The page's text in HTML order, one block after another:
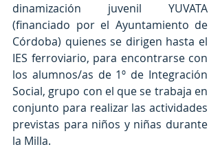
dinamización juvenil YUVATA
(financiado por el Ayuntamiento de
Córdoba) quienes se dirigen hasta el
IES ferroviario, para encontrarse con
los alumnos/as de 1º de Integración
Social, grupo con el que se trabaja en
conjunto para realizar las actividades
previstas para niños y niñas durante
la Milla.